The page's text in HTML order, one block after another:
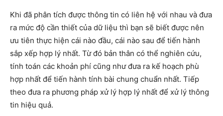
Khi đã phân tích được thông tin có liên hệ với nhau và đưa
ra mức độ cần thiết của dữ liệu thì bạn sẽ biết được nên
ưu tiên thực hiện cái nào đầu, cái nào sau để tiến hành
sắp xếp hợp lý nhất. Từ đó bản thân có thể nghiên cứu,
tính toán các khoản phí cũng như đưa ra kế hoạch phù
hợp nhất để tiến hành tính bài chung chuẩn nhất. Tiếp
theo đưa ra phương pháp xử lý hợp lý nhất để xử lý thông
tin hiệu quả.